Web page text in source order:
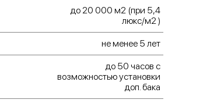
дополнительных опций. Каждая
по требованию заказчика
до 20 000 м2 (при 5,4
люкс/м2 )
не менее 5 лет
до 50 часов с
возможностью установки
доп. бака